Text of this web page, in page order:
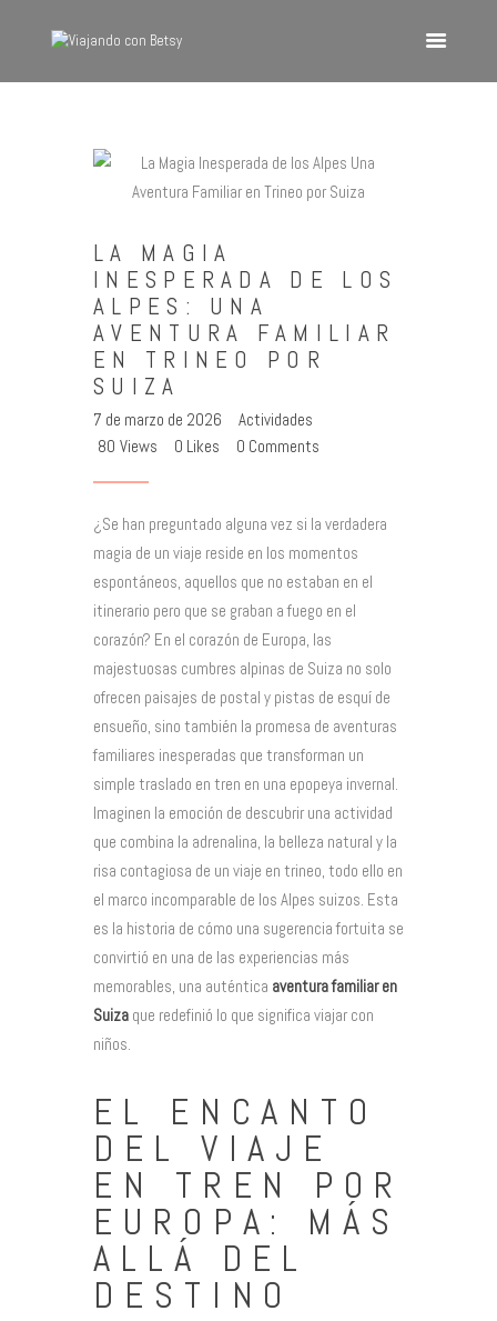
VIAJANDO CON BETSY
Inicio
América
Asia
Quienes Somos
Contacto
LA MAGIA
INESPERADA DE LOS
ALPES: UNA
AVENTURA FAMILIAR
EN TRINEO POR
SUIZA
7 de marzo de 2026
Actividades
80 Views 0 Likes 0 Comments
¿Se han preguntado alguna vez si la verdadera
magia de un viaje reside en los momentos
espontáneos, aquellos que no estaban en el
itinerario pero que se graban a fuego en el
corazón? En el corazón de Europa, las
majestuosas cumbres alpinas de Suiza no solo
ofrecen paisajes de postal y pistas de esquí de
ensueño, sino también la promesa de aventuras
familiares inesperadas que transforman un
simple traslado en tren en una epopeya invernal.
Imaginen la emoción de descubrir una actividad
que combina la adrenalina, la belleza natural y la
risa contagiosa de un viaje en trineo, todo ello en
el marco incomparable de los Alpes suizos. Esta
es la historia de cómo una sugerencia fortuita se
convirtió en una de las experiencias más
memorables, una auténtica aventura familiar en
Suiza que redefinió lo que significa viajar con
niños.
EL ENCANTO
DEL VIAJE
EN TREN POR
EUROPA: MÁS
ALLÁ DEL
DESTINO